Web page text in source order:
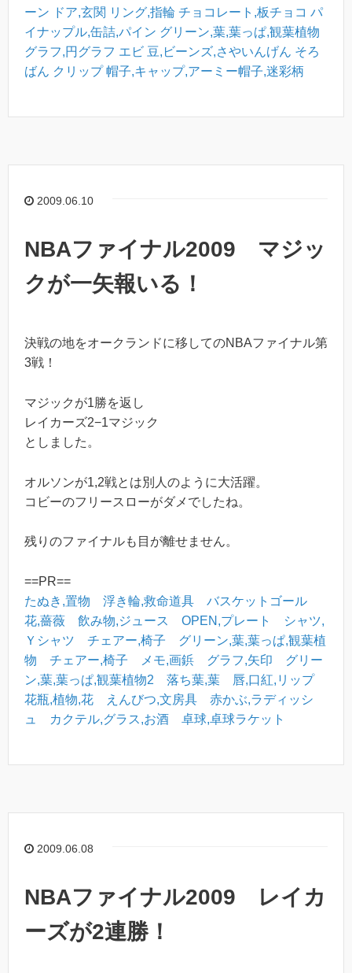
ーン ドア,玄関 リング,指輪 チョコレート,板チョコ パ
イナップル,缶詰,パイン グリーン,葉,葉っぱ,観葉植物
グラフ,円グラフ エビ 豆,ビーンズ,さやいんげん そろ
ばん クリップ 帽子,キャップ,アーミー帽子,迷彩柄
2009.06.10
NBAファイナル2009 マジッ
クが一矢報いる！
決戦の地をオークランドに移してのNBAファイナル第
3戦！
マジックが1勝を返し
レイカーズ2−1マジック
としました。
オルソンが1,2戦とは別人のように大活躍。
コビーのフリースローがダメでしたね。
残りのファイナルも目が離せません。
==PR==
たぬき,置物
浮き輪,救命道具
バスケットゴール
花,薔薇
飲み物,ジュース OPEN,プレート
シャツ,
Ｙシャツ
チェアー,椅子
グリーン,葉,葉っぱ,観葉植
物
チェアー,椅子 メモ,画鋲 グラフ,矢印
グリー
ン,葉,葉っぱ,観葉植物2
落ち葉,葉
唇,口紅,リップ
花瓶,植物,花
えんびつ,文房具
赤かぶ,ラディッシ
ュ
カクテル,グラス,お酒 卓球,卓球ラケット
2009.06.08
NBAファイナル2009 レイカ
ーズが2連勝！